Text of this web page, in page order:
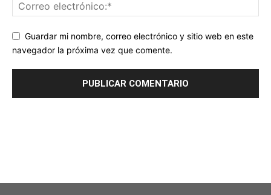
Guardar mi nombre, correo electrónico y sitio web en este
navegador la próxima vez que comente.